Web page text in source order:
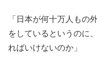
「日本が何十万人もの
をしているというのに
ればいけないのか」